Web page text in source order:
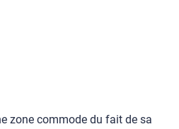
zone commode du fait de sa